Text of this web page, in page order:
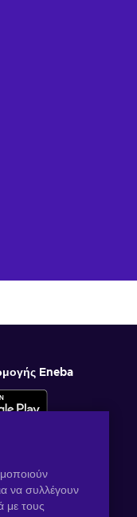
Eneba
να συλλέγουν
με τους